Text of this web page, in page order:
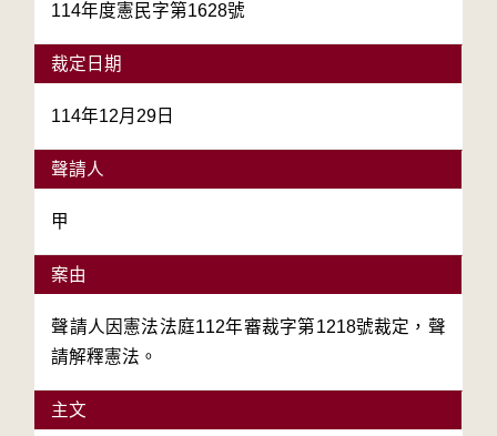
114年度憲民字第1628號
裁定日期
114年12月29日
聲請人
甲
案由
聲請人因憲法法庭112年審裁字第1218號裁定，聲
請解釋憲法。
主文